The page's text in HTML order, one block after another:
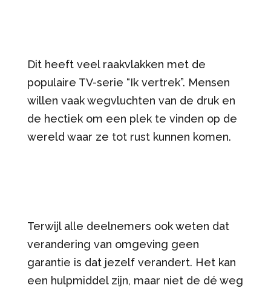
Dit heeft veel raakvlakken met de
populaire TV-serie “Ik vertrek”. Mensen
willen vaak wegvluchten van de druk en
de hectiek om een plek te vinden op de
wereld waar ze tot rust kunnen komen.
Terwijl alle deelnemers ook weten dat
verandering van omgeving geen
garantie is dat jezelf verandert. Het kan
een hulpmiddel zijn, maar niet de dé weg